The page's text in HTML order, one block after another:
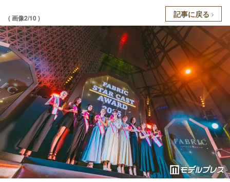
( 画像2/10 ) 記事に戻る